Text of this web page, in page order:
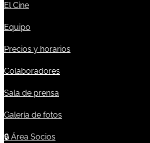
El Cine
Equipo
Precios y horarios
Colaboradores
Sala de prensa
Galería de fotos
🔒 Área Socios